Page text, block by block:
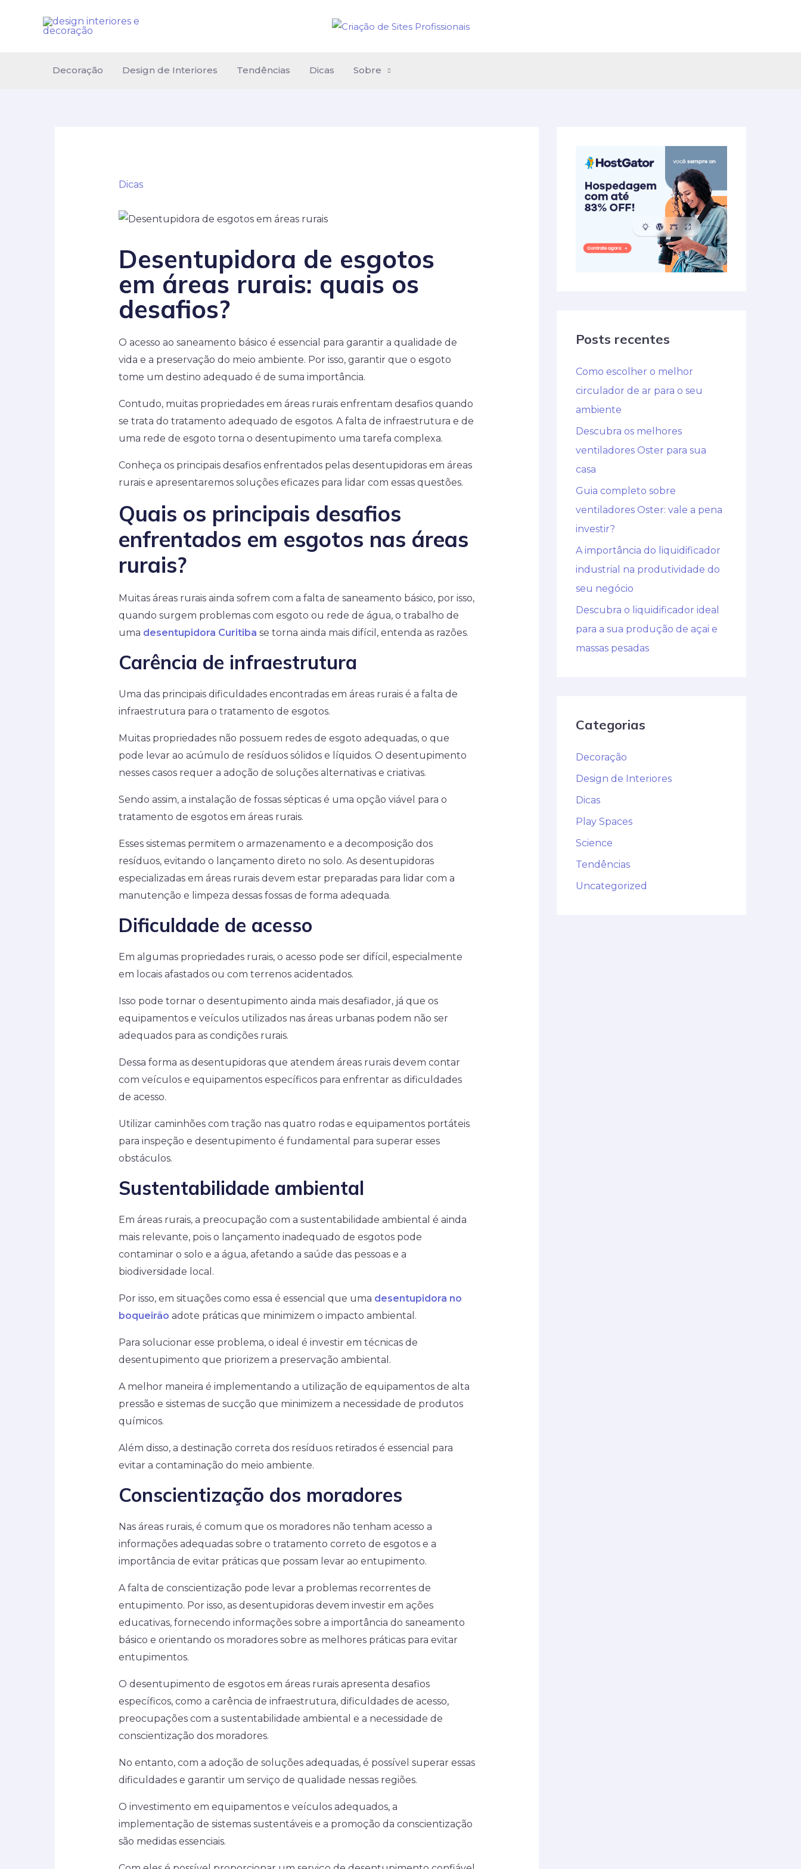
Decoração
Design de Interiores Tendências Dicas Sobre
Dicas
Desentupidora de esgotos
em áreas rurais: quais os
desafios?
O acesso ao saneamento básico é essencial para garantir a qualidade de
vida e a preservação do meio ambiente. Por isso, garantir que o esgoto
tome um destino adequado é de suma importância.
Contudo, muitas propriedades em áreas rurais enfrentam desafios quando
se trata do tratamento adequado de esgotos. A falta de infraestrutura e de
uma rede de esgoto torna o desentupimento uma tarefa complexa.
Conheça os principais desafios enfrentados pelas desentupidoras em áreas
rurais e apresentaremos soluções eficazes para lidar com essas questões.
Quais os principais desafios
enfrentados em esgotos nas áreas
rurais?
Muitas áreas rurais ainda sofrem com a falta de saneamento básico, por isso,
quando surgem problemas com esgoto ou rede de água, o trabalho de
uma desentupidora Curitiba se torna ainda mais difícil, entenda as razões.
Carência de infraestrutura
Uma das principais dificuldades encontradas em áreas rurais é a falta de
infraestrutura para o tratamento de esgotos.
Muitas propriedades não possuem redes de esgoto adequadas, o que
pode levar ao acúmulo de resíduos sólidos e líquidos. O desentupimento
nesses casos requer a adoção de soluções alternativas e criativas.
Sendo assim, a instalação de fossas sépticas é uma opção viável para o
tratamento de esgotos em áreas rurais.
Esses sistemas permitem o armazenamento e a decomposição dos
resíduos, evitando o lançamento direto no solo. As desentupidoras
especializadas em áreas rurais devem estar preparadas para lidar com a
manutenção e limpeza dessas fossas de forma adequada.
Dificuldade de acesso
Em algumas propriedades rurais, o acesso pode ser difícil, especialmente
em locais afastados ou com terrenos acidentados.
Isso pode tornar o desentupimento ainda mais desafiador, já que os
equipamentos e veículos utilizados nas áreas urbanas podem não ser
adequados para as condições rurais.
Dessa forma as desentupidoras que atendem áreas rurais devem contar
com veículos e equipamentos específicos para enfrentar as dificuldades
de acesso.
Utilizar caminhões com tração nas quatro rodas e equipamentos portáteis
para inspeção e desentupimento é fundamental para superar esses
obstáculos.
Sustentabilidade ambiental
Em áreas rurais, a preocupação com a sustentabilidade ambiental é ainda
mais relevante, pois o lançamento inadequado de esgotos pode
contaminar o solo e a água, afetando a saúde das pessoas e a
biodiversidade local.
Por isso, em situações como essa é essencial que uma desentupidora no
boqueirão adote práticas que minimizem o impacto ambiental.
Para solucionar esse problema, o ideal é investir em técnicas de
desentupimento que priorizem a preservação ambiental.
A melhor maneira é implementando a utilização de equipamentos de alta
pressão e sistemas de sucção que minimizem a necessidade de produtos
químicos.
Além disso, a destinação correta dos resíduos retirados é essencial para
evitar a contaminação do meio ambiente.
Conscientização dos moradores
Nas áreas rurais, é comum que os moradores não tenham acesso a
informações adequadas sobre o tratamento correto de esgotos e a
importância de evitar práticas que possam levar ao entupimento.
A falta de conscientização pode levar a problemas recorrentes de
entupimento. Por isso, as desentupidoras devem investir em ações
educativas, fornecendo informações sobre a importância do saneamento
básico e orientando os moradores sobre as melhores práticas para evitar
entupimentos.
O desentupimento de esgotos em áreas rurais apresenta desafios
específicos, como a carência de infraestrutura, dificuldades de acesso,
preocupações com a sustentabilidade ambiental e a necessidade de
conscientização dos moradores.
No entanto, com a adoção de soluções adequadas, é possível superar essas
dificuldades e garantir um serviço de qualidade nessas regiões.
O investimento em equipamentos e veículos adequados, a
implementação de sistemas sustentáveis e a promoção da conscientização
são medidas essenciais.
Posts recentes
Como escolher o melhor
circulador de ar para o seu
ambiente
Descubra os melhores
ventiladores Oster para sua
casa
Guia completo sobre
ventiladores Oster: vale a pena
investir?
A importância do liquidificador
industrial na produtividade do
seu negócio
Descubra o liquidificador ideal
para a sua produção de açai e
massas pesadas
Categorias
Decoração
Design de Interiores
Dicas
Play Spaces
Science
Tendências
Uncategorized